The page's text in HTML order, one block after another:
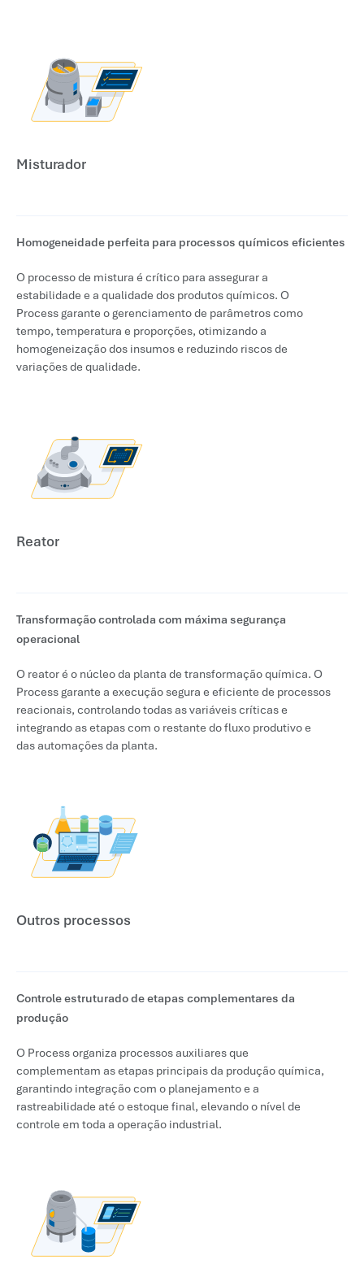
Misturador
Homogeneidade perfeita para processos químicos eficientes
O processo de mistura é crítico para assegurar a
estabilidade e a qualidade dos produtos químicos. O
Process garante o gerenciamento de parâmetros como
tempo, temperatura e proporções, otimizando a
homogeneização dos insumos e reduzindo riscos de
variações de qualidade.
Reator
Transformação controlada com máxima segurança
operacional
O reator é o núcleo da planta de transformação química. O
Process garante a execução segura e eficiente de processos
reacionais, controlando todas as variáveis críticas e
integrando as etapas com o restante do fluxo produtivo e
das automações da planta.
Outros processos
Controle estruturado de etapas complementares da
produção
O Process organiza processos auxiliares que
complementam as etapas principais da produção química,
garantindo integração com o planejamento e a
rastreabilidade até o estoque final, elevando o nível de
controle em toda a operação industrial.